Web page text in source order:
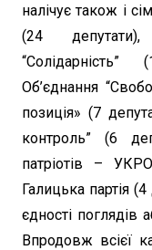
налічує також і
(24
“Солідарність”
Об’єднання
позиція» (7
контроль” (6
патріотів –
Галицька партія
єдності поглядів
Впродовж всієї